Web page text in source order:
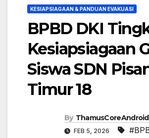
KESIAPSIAGAAN & PANDUAN EVAKUASI
BPBD DKI
Kesiapsiagaan
Siswa SDN
Timur 18
By
FEB 5, 2026